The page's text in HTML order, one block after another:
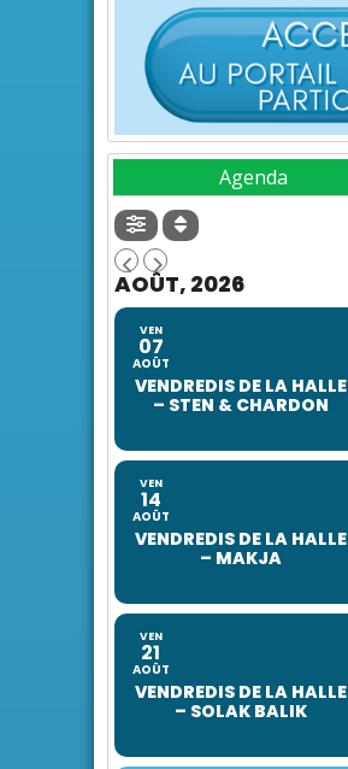
Agenda
AOÛT, 2026
VEN
07
AOÛT
VENDREDIS DE LA HALLE
– STEN & CHARDON
VEN
14
AOÛT
VENDREDIS DE LA HALLE
– MAKJA
VEN
21
AOÛT
VENDREDIS DE LA HALLE
– SOLAK BALIK